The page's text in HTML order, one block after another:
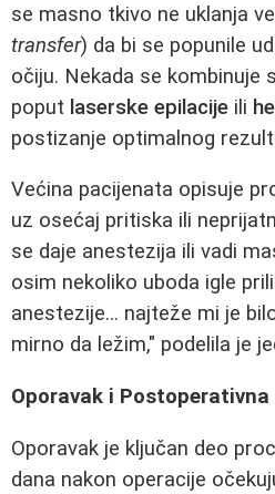
se masno tkivo ne uklanja
transfer) da bi se popunile
očiju. Nekada se kombinuje
poput laserske epilacije ili
postizanje optimalnog
Većina pacijenata opisuje
uz osećaj pritiska ili
se daje anestezija ili vadi
osim nekoliko uboda igle
anestezije... najteže mi je
mirno da ležim," podelila je
Oporavak i Postoperativna
Oporavak je ključan deo
dana nakon operacije